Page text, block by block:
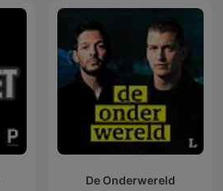
De Onderwereld